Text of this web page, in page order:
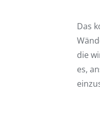
Das
die
es,